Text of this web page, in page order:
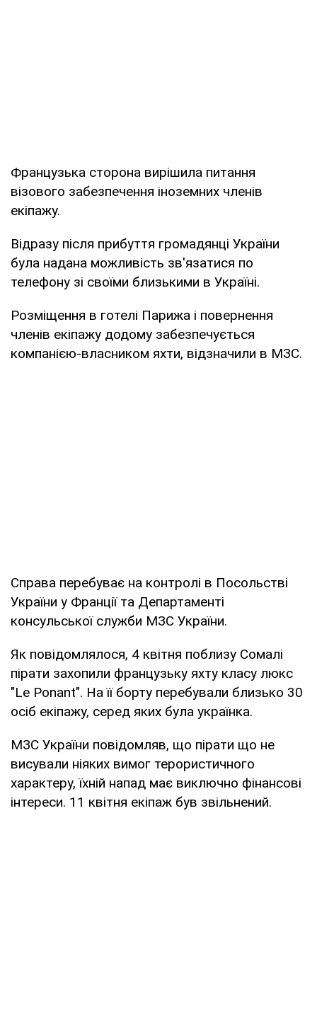
Французька сторона вирішила питання
візового забезпечення іноземних членів
екіпажу.
Відразу після прибуття громадянці України
була надана можливість зв'язатися по
телефону зі своїми близькими в Україні.
Розміщення в готелі Парижа і повернення
членів екіпажу додому забезпечується
компанією-власником яхти, відзначили в МЗС.
Справа перебуває на контролі в Посольстві
України у Франції та Департаменті
консульської служби МЗС України.
Як повідомлялося, 4 квітня поблизу Сомалі
пірати захопили французьку яхту класу люкс
"Le Ponant". На її борту перебували близько 30
осіб екіпажу, серед яких була українка.
МЗС України повідомляв, що пірати що не
висували ніяких вимог терористичного
характеру, їхній напад має виключно фінансові
інтереси. 11 квітня екіпаж був звільнений.